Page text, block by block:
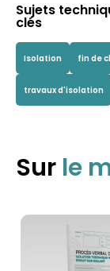
Sujets
clés
Isolation fin de
travaux d'isolation
Sur le